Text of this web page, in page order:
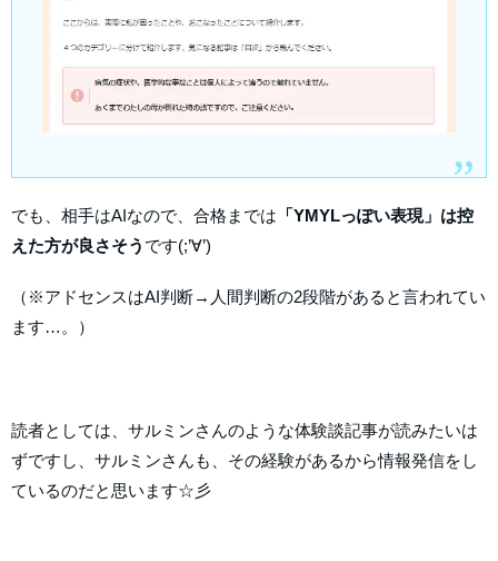
でも、相手はAIなので、合格までは 「YMYLっぽい表現」は控
えた方が良さそう です(;’∀’)
（※アドセンスはAI判断→人間判断の2段階があると言われてい
ます…。）
読者としては、サルミンさんのような体験談記事が読みたいは
ずですし、サルミンさんも、その経験があるから情報発信をし
ているのだと思います☆彡